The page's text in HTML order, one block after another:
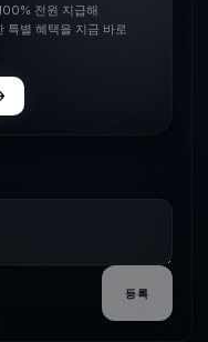
전원 지급해
특별 혜택을 지금 바로
등록